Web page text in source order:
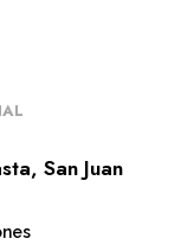
San Juan